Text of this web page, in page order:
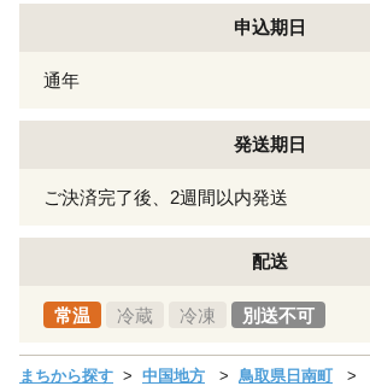
申込期日
通年
発送期日
ご決済完了後、2週間以内発送
配送
常温 冷蔵 冷凍 別送不可
まちから探す 中国地方
鳥取県日南町